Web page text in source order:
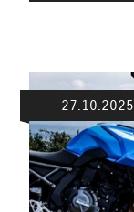
27.10.2025